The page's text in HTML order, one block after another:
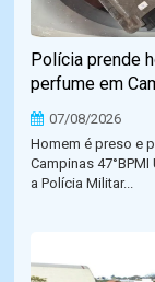
Polícia prende
perfume em
07/08/2026
Homem é preso e
Campinas
a Polícia Militar...